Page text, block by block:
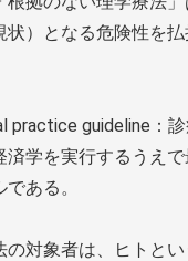
状）となる危険性を
practice guideline：
済学を実行するうえ
ある。
の対象者は、ヒトと